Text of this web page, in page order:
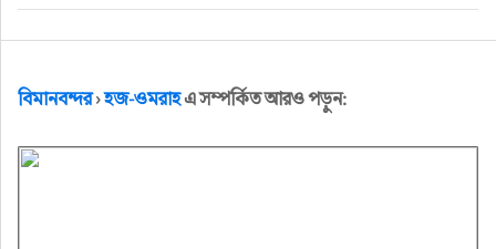
বিমানবন্দর›হজ-ওমরাহএ সম্পর্কিত আরও পড়ুন: